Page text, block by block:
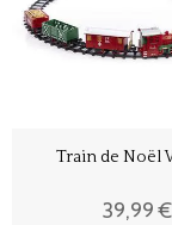
Train de Noël
39,99 €